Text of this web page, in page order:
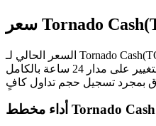
السعر الحالي لـ Tornado Cash(TORN) هو $0 دولار. بدأ التداول
مؤخراً، ولم يتم تأسيس مقاييس التغيير على مدار 24 ساعة بالكامل
أداء مخطط Tornado Cash